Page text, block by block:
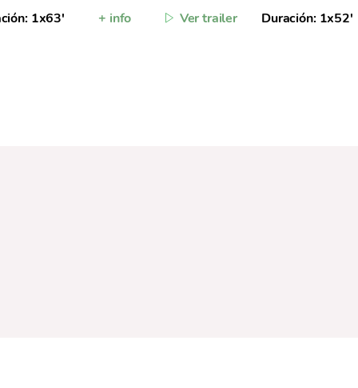
1x63'
+ info Ver trailer
Duración: